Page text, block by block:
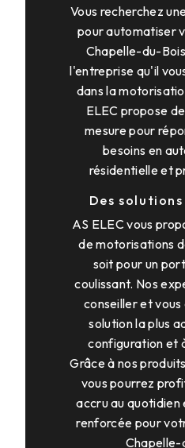
Vous recherchez
pour automatiser
Chapelle-du-
l'entreprise qu'il
dans la
ELEC propose
mesure pour
besoins en
résidentielle et
Des
AS ELEC vous
de motorisations
soit pour un
coulissant. Nos
conseiller et
solution la plus
configuration et
Grâce à nos
vous pourrez
accru au
renforcée pour
Chapelle-